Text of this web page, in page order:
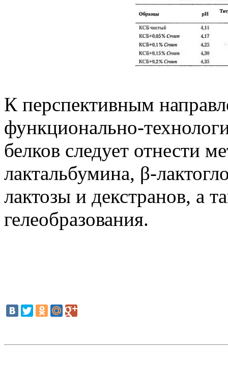
К перспективным
функционально-
белков следует отнести
лактальбумина, β-
лактозы и декстранов, а
гелеобразования.